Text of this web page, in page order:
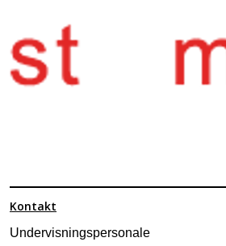
Kontakt
Undervisningspersonale